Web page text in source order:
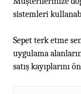
sistemleri
Sepet terk etme
uygulama
satış kayıplarını